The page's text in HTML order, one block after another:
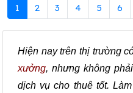
1 2 3 4 5 6
Hiện nay trên thị trường
xưởng, nhưng không
dịch vụ cho thuê tốt.